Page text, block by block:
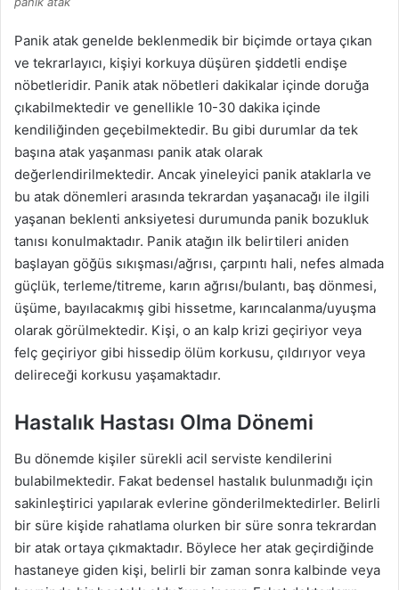
Panik atak genelde beklenmedik bir biçimde ortaya çıkan
ve tekrarlayıcı, kişiyi korkuya düşüren şiddetli endişe
nöbetleridir. Panik atak nöbetleri dakikalar içinde doruğa
çıkabilmektedir ve genellikle 10-30 dakika içinde
kendiliğinden geçebilmektedir. Bu gibi durumlar da tek
başına atak yaşanması panik atak olarak
değerlendirilmektedir. Ancak yineleyici panik ataklarla ve
bu atak dönemleri arasında tekrardan yaşanacağı ile ilgili
yaşanan beklenti anksiyetesi durumunda panik bozukluk
tanısı konulmaktadır. Panik atağın ilk belirtileri aniden
başlayan göğüs sıkışması/ağrısı, çarpıntı hali, nefes almada
güçlük, terleme/titreme, karın ağrısı/bulantı, baş dönmesi,
üşüme, bayılacakmış gibi hissetme, karıncalanma/uyuşma
olarak görülmektedir. Kişi, o an kalp krizi geçiriyor veya
felç geçiriyor gibi hissedip ölüm korkusu, çıldırıyor veya
delireceği korkusu yaşamaktadır.
Hastalık Hastası Olma Dönemi
Bu dönemde kişiler sürekli acil serviste kendilerini
bulabilmektedir. Fakat bedensel hastalık bulunmadığı için
sakinleştirici yapılarak evlerine gönderilmektedirler. Belirli
bir süre kişide rahatlama olurken bir süre sonra tekrardan
bir atak ortaya çıkmaktadır. Böylece her atak geçirdiğinde
hastaneye giden kişi, belirli bir zaman sonra kalbinde veya